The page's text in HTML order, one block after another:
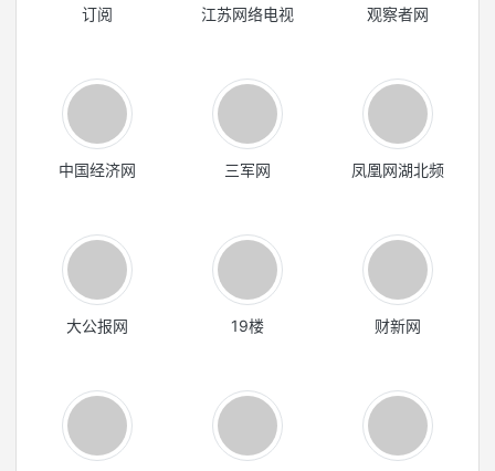
订阅 江苏网络电视 观察者网
中国经济网 三军网 凤凰网湖北频
大公报网 19楼 财新网